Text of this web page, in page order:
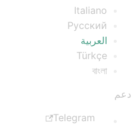
Italiano
Русский
العربية
Türkçe
বাংলা
دعم
Telegram